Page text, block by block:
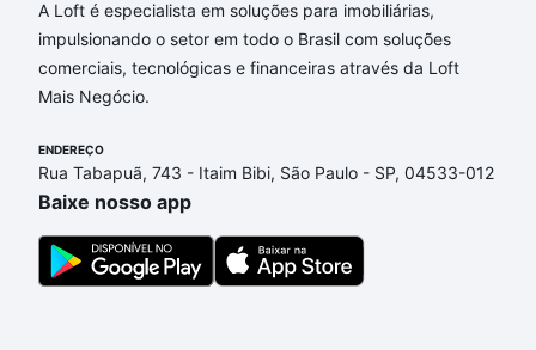
Aqui na Loft temos a oferta ideal para você, com
Apartamentos com 4 vagas à venda em Village
D'Aragona, Águas de Lindóia, SP que custam a
partir de R$ 0 e com nossas opções de
adequar ao seu orçamento. Se ainda tem alguma
dúvida dos custos envolvidos no processo de
compra, veja em nosso portal
um apartamento e conte com a gente para comprar
o imóvel dos seus sonhos com segurança e
A Loft é especialista em soluções para imobiliárias,
impulsionando o setor em todo o Brasil com soluções
comerciais, tecnológicas e financeiras através da Loft
Mais Negócio.
ENDEREÇO
Rua Tabapuã, 743 - Itaim Bibi, São Paulo - SP, 04533-012
Baixe nosso app